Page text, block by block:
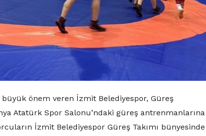
büyük önem veren İzmit Belediyespor, Güreş
Atatürk Spor Salonu’ndaki güreş antrenmanlarına
İzmit Belediyespor Güreş Takımı bünyesinde